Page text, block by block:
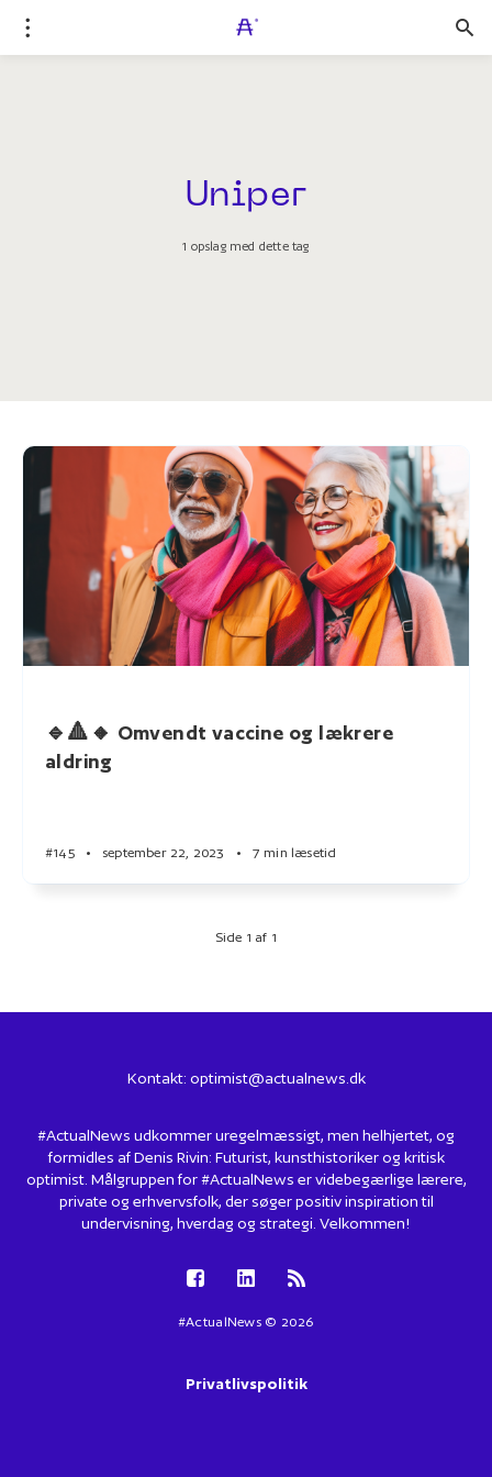
Uniper
1 opslag med dette tag
🔹🔺🔸 Omvendt vaccine og lækrere
aldring
#145 • september 22, 2023 • 7 min læsetid
Side 1 af 1
Kontakt: optimist@actualnews.dk
#ActualNews udkommer uregelmæssigt, men helhjertet, og
formidles af Denis Rivin: Futurist, kunsthistoriker og kritisk
optimist. Målgruppen for #ActualNews er videbegærlige lærere,
private og erhvervsfolk, der søger positiv inspiration til
undervisning, hverdag og strategi. Velkommen!
#ActualNews © 2026
Privatlivspolitik